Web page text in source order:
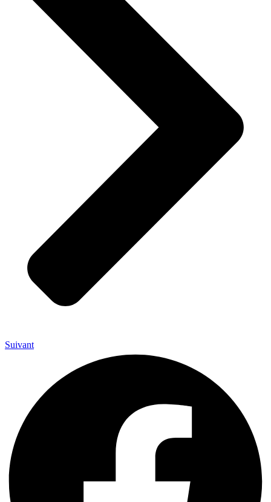
Suivant